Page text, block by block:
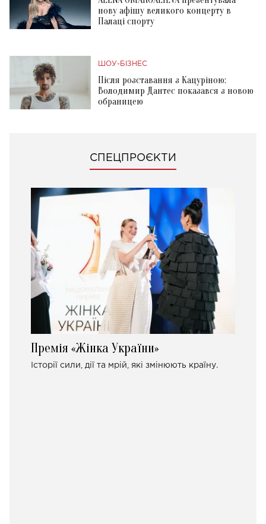
нову афішу великого концерту в
Палаці спорту
ШОУ-БІЗНЕС
Після розставання з Кацуріною:
Володимир Дантес показався з новою
обраницею
СПЕЦПРОЄКТИ
Премія «Жінка України»
Історії сили, дії та мрій, які змінюють країну.